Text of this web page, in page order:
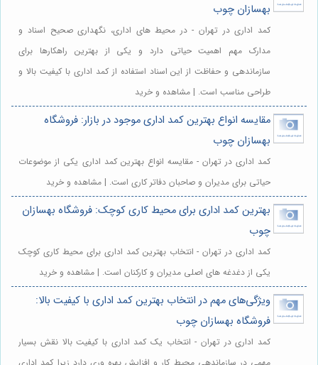
بهسازان چوب
کمد اداری در تهران - در محیط های اداری، نگهداری صحیح اسناد و
مدارک مهم اهمیت حیاتی دارد و یکی از بهترین راهکارها برای
سازماندهی و حفاظت از این اسناد استفاده از کمد اداری با کیفیت بالا و
طراحی مناسب است. | مشاهده و خرید
مقایسه انواع بهترین کمد اداری موجود در بازار: فروشگاه
بهسازان چوب
کمد اداری در تهران - مقایسه انواع بهترین کمد اداری یکی از موضوعات
حیاتی برای مدیران و صاحبان دفاتر کاری است. | مشاهده و خرید
بهترین کمد اداری برای محیط کاری کوچک: فروشگاه بهسازان
چوب
کمد اداری در تهران - انتخاب بهترین کمد اداری برای محیط کاری کوچک
یکی از دغدغه های اصلی مدیران و کارکنان است. | مشاهده و خرید
ویژگی‌های مهم در انتخاب بهترین کمد اداری با کیفیت بالا:
فروشگاه بهسازان چوب
کمد اداری در تهران - انتخاب یک کمد اداری با کیفیت بالا نقش بسیار
مهمی در سازماندهی محیط کار و افزایش بهره وری دارد زیرا کمد اداری